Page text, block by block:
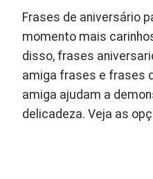
Frases de aniversário
momento mais
disso, frases
amiga frases e frases
amiga ajudam a
delicadeza. Veja as